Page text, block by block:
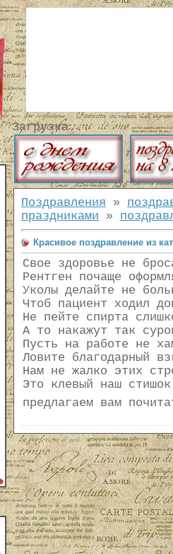
Загрузка...
Поздравления »
праздниками »
Красивое поздравление из
Свое здоровье не
Рентген почаще
Уколы делайте не
Чтоб пациент ходил
Не пейте спирта
А то накажут так
Пусть на работе не
Ловите благодарный
Нам не жалко этих
Это клевый наш
предлагаем вам